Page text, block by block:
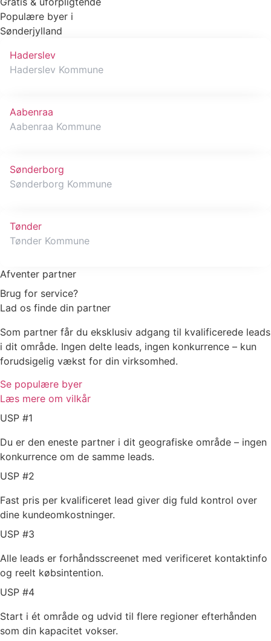
Populære byer i
Sønderjylland
Haderslev
Haderslev Kommune
Aabenraa
Aabenraa Kommune
Sønderborg
Sønderborg Kommune
Tønder
Tønder Kommune
Afventer partner
Brug for service?
Lad os finde din partner
Som partner får du eksklusiv adgang til kvalificerede leads
i dit område. Ingen delte leads, ingen konkurrence – kun
forudsigelig vækst for din virksomhed.
Se populære byer
Læs mere om vilkår
USP #1
Du er den eneste partner i dit geografiske område – ingen
konkurrence om de samme leads.
USP #2
Fast pris per kvalificeret lead giver dig fuld kontrol over
dine kundeomkostninger.
USP #3
Alle leads er forhåndsscreenet med verificeret kontaktinfo
og reelt købsintention.
USP #4
Start i ét område og udvid til flere regioner efterhånden
som din kapacitet vokser.